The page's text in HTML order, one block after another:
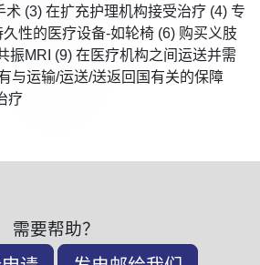
术 (3) 在扩充护理机构接受治疗 (4) 专
性的医疗设备-如轮椅 (6) 购买义肢
振MRI (9) 在医疗机构之间运送并需
与运输/运送/送返回国有关的保障
疗
需要帮助？